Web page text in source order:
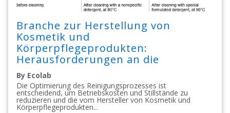
Branche zur Herstellung von
Kosmetik und
Körperpflegeprodukten:
Herausforderungen an die
Reinigung, Teil I
By Ecolab
Die Optimierung des Reinigungsprozesses ist
entscheidend, um Betriebskosten und Stillstände zu
reduzieren und die vom Hersteller von Kosmetik und
Körperpflegeprodukten...